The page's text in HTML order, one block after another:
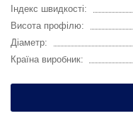
Індекс швидкості:
Висота профілю:
Діаметр:
Країна виробник: